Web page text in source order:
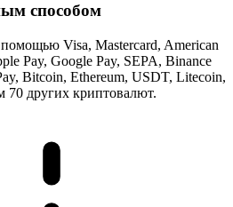
способом
Visa, Mastercard, American
Pay, Google Pay, SEPA, Binance
Bitcoin, Ethereum, USDT, Litecoin,
70 других криптовалют.